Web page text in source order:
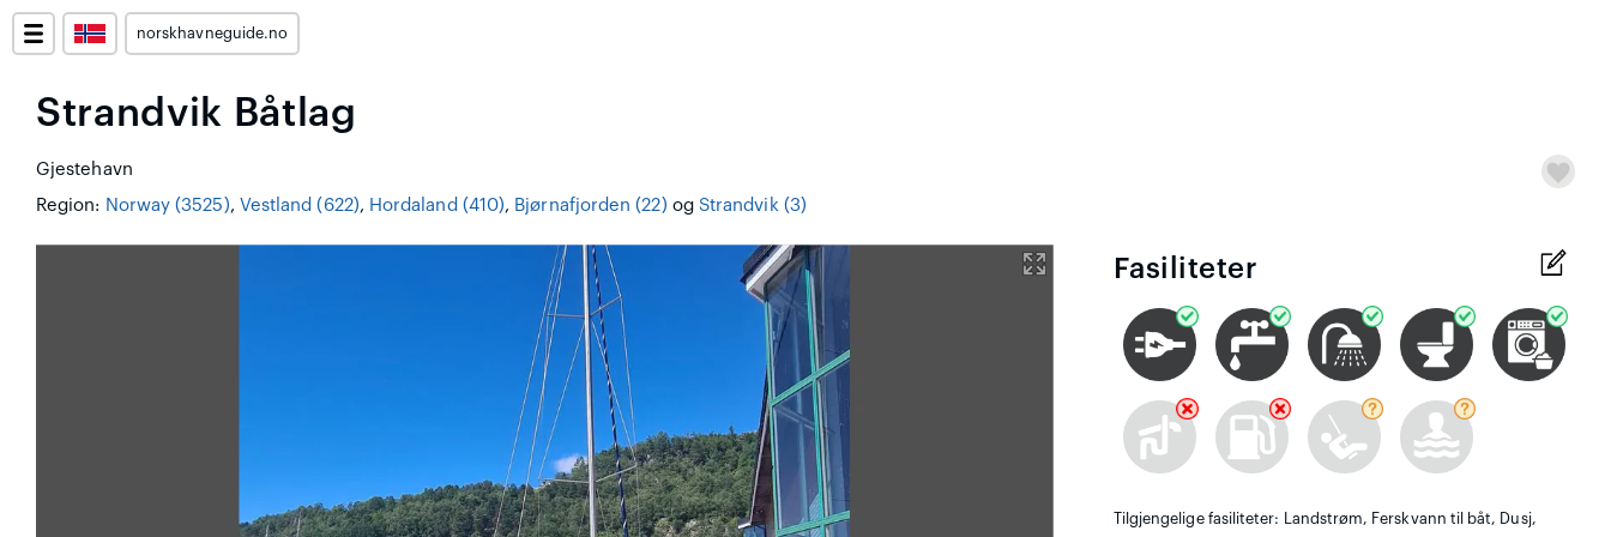
norskhavneguide.no
Strandvik Båtlag
Gjestehavn
Region: Norway (3525), Vestland (622), Hordaland (410), Bjørnafjorden (22) og Strandvik (3)
Fasiliteter
Tilgjengelige fasiliteter: Landstrøm, Ferskvann til båt, Dusj,